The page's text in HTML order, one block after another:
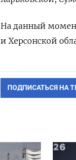
На данный
и Херсонской
ПОДПИСАТЬСЯ НА